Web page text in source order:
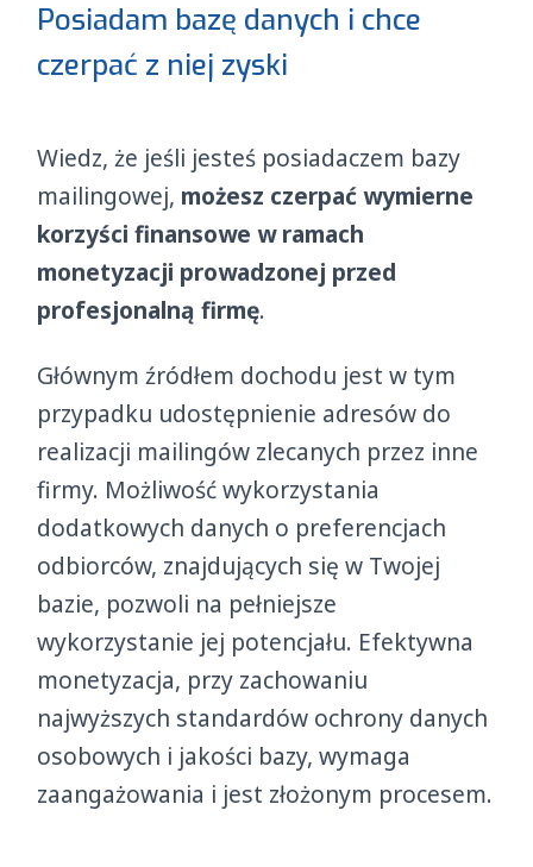
Posiadam bazę danych i chce
czerpać z niej zyski
Wiedz, że jeśli jesteś posiadaczem bazy
mailingowej, możesz czerpać wymierne
korzyści finansowe w ramach
monetyzacji prowadzonej przed
profesjonalną firmę.
Głównym źródłem dochodu jest w tym
przypadku udostępnienie adresów do
realizacji mailingów zlecanych przez inne
firmy. Możliwość wykorzystania
dodatkowych danych o preferencjach
odbiorców, znajdujących się w Twojej
bazie, pozwoli na pełniejsze
wykorzystanie jej potencjału. Efektywna
monetyzacja, przy zachowaniu
najwyższych standardów ochrony danych
osobowych i jakości bazy, wymaga
zaangażowania i jest złożonym procesem.